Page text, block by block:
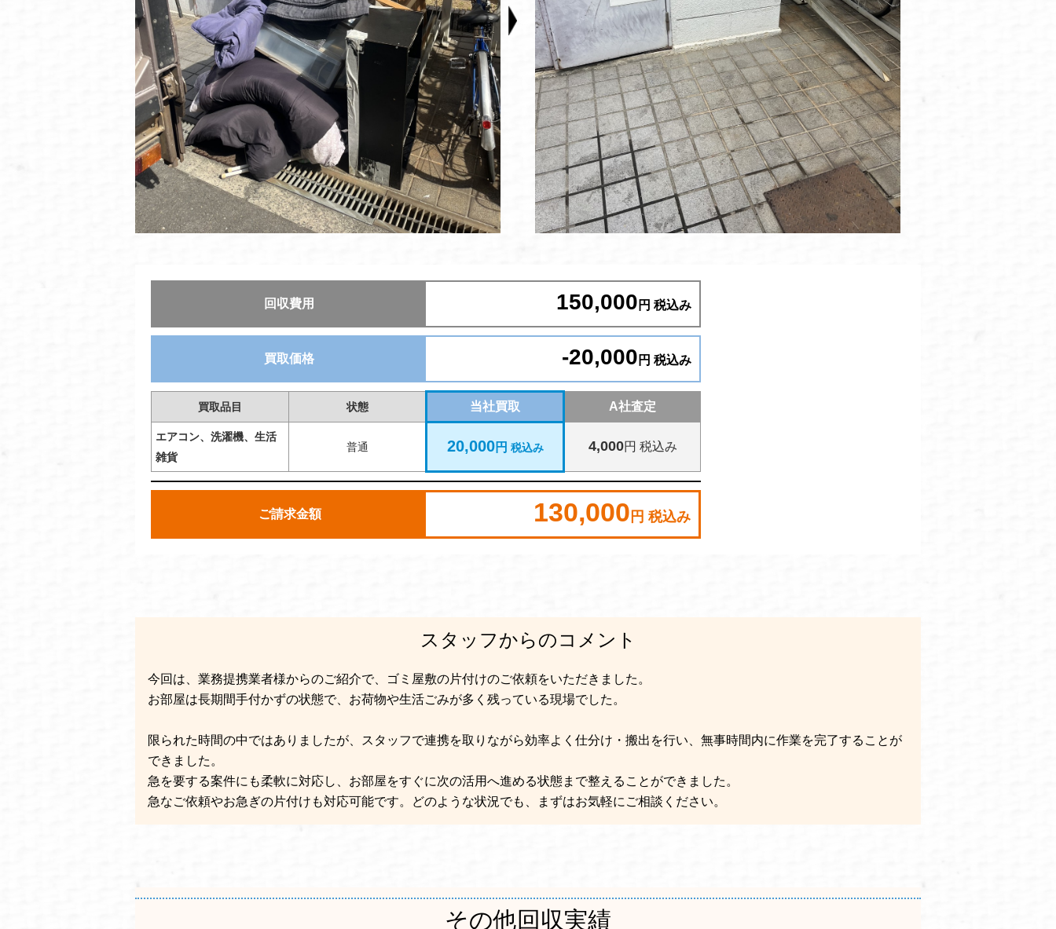
回収費用 150,000 円 税込み
買取価格 -20,000 円 税込み
買取品目 状態 当社買取 A社査定
エアコン、洗濯機、生活
雑貨
普通 20,000円 税込み 4,000円 税込み
ご請求金額 130,000 円 税込み
スタッフからのコメント
今回は、業務提携業者様からのご紹介で、ゴミ屋敷の片付けのご依頼をいただきました。
お部屋は長期間手付かずの状態で、お荷物や生活ごみが多く残っている現場でした。
限られた時間の中ではありましたが、スタッフで連携を取りながら効率よく仕分け・搬出を行い、無事時間内に作業を完了することが
できました。
急を要する案件にも柔軟に対応し、お部屋をすぐに次の活用へ進める状態まで整えることができました。
急なご依頼やお急ぎの片付けも対応可能です。どのような状況でも、まずはお気軽にご相談ください。
その他回収実績